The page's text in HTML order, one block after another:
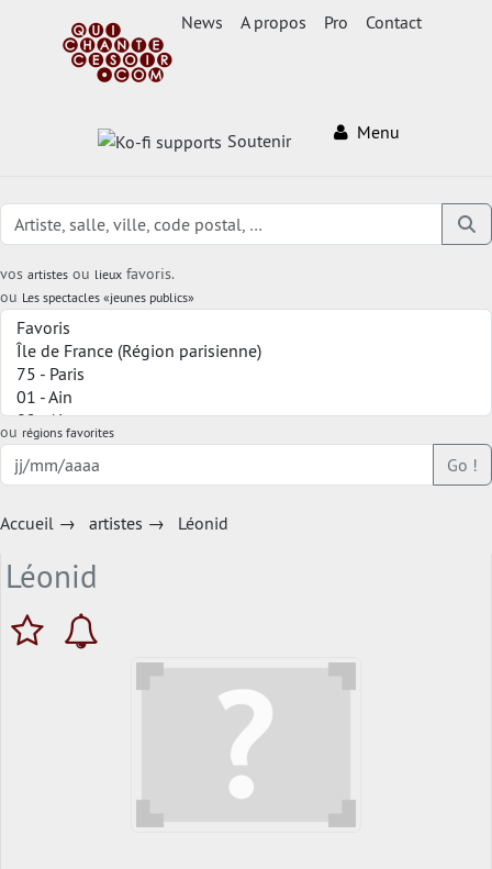
News A propos Pro Contact
Soutenir Menu
vos artistes ou lieux favoris.
ou Les spectacles «jeunes publics»
ou régions favorites
Go !
Accueil → artistes → Léonid
Léonid